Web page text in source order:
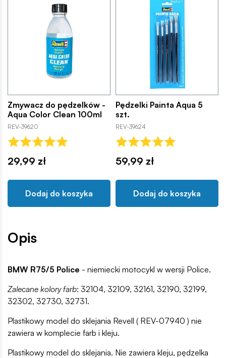
Zmywacz do pędzelków -
Aqua Color Clean 100ml
REV-39620
29,99 zł
Dodaj do koszyka
Pędzelki Painta Aqua 5
szt.
REV-39624
59,99 zł
Dodaj do koszyka
Opis
BMW R75/5 Police - niemiecki motocykl w wersji Police.
Zalecane kolory farb: 32104, 32109, 32161, 32190, 32199,
32302, 32730, 32731.
Plastikowy model do sklejania Revell ( REV-07940 ) nie
zawiera w komplecie farb i kleju.
Plastikowy model do sklejania. Nie zawiera kleju, pędzelka